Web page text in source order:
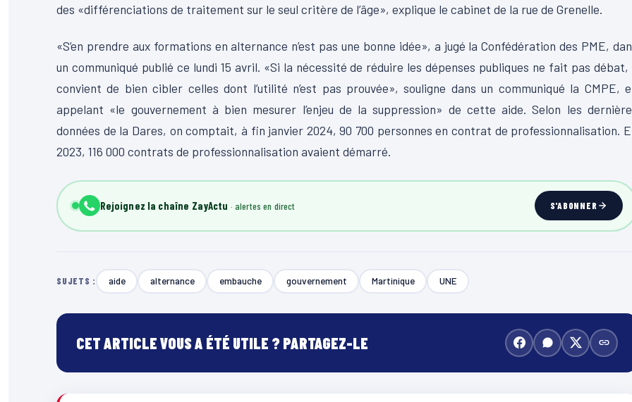
des «différenciations de traitement sur le seul critère de l’âge», explique le cabinet de la rue de Grenelle.
«S’en prendre aux formations en alternance n’est pas une bonne idée», a jugé la Confédération des PME,
un communiqué publié ce lundi 15 avril. «Si la nécessité de réduire les dépenses publiques ne fait pas débat,
convient de bien cibler celles dont l’utilité n’est pas prouvée», souligne dans un communiqué la CMPE,
appelant «le gouvernement à bien mesurer l’enjeu de la suppression» de cette aide. Selon les
données de la Dares, on comptait, à fin janvier 2024, 90 700 personnes en contrat de professionnalisation.
2023, 116 000 contrats de professionnalisation avaient démarré.
Rejoignez la chaîne ZayActu S'ABONNER
SUJETS : aide alternance embauche gouvernement Martinique UNE
CET ARTICLE VOUS A ÉTÉ UTILE ? PARTAGEZ-LE